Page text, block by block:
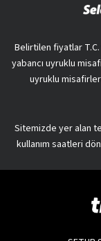
Belirtilen fiyatlar
yabancı uyruklu
uyruklu
Sitemizde yer alan
kullanım saatleri